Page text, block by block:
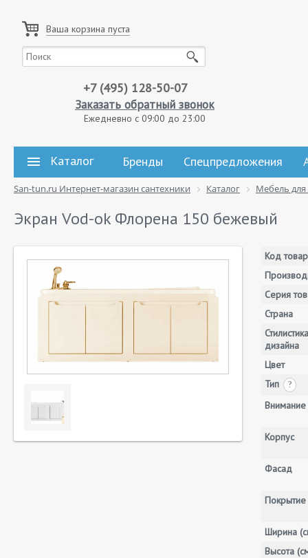
Ваша корзина пуста
+7 (495) 128-50-07
Заказать обратный звонок
Ежедневно с 09:00 до 23:00
Каталог Бренды Спецпредложения
San-tun.ru Интернет-магазин сантехники Каталог Мебель
Экран Vod-ok Флорена 150 бежевый
Код
Серия
Страна
Стилистика
дизайна
Цвет
Тип
?
Внимание
Корпус
Фасад
Покрытие
Ширина
Высота